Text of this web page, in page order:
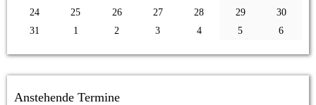
24
25 26 27 28 29
30
31
1 2 3 4 5 6
Anstehende Termine